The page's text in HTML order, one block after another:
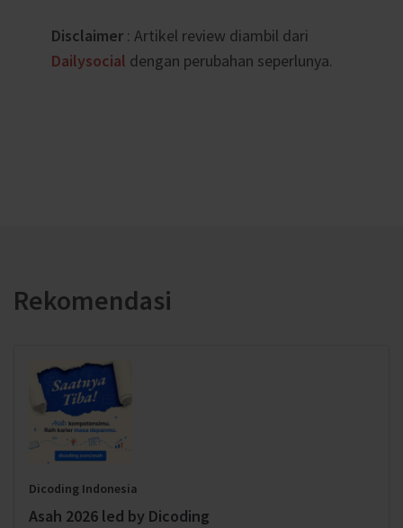
Disclaimer: Artikel review diambil dari
Dailysocial dengan perubahan seperlunya.
Rekomendasi
Dicoding Indonesia
Asah 2026 led by Dicoding